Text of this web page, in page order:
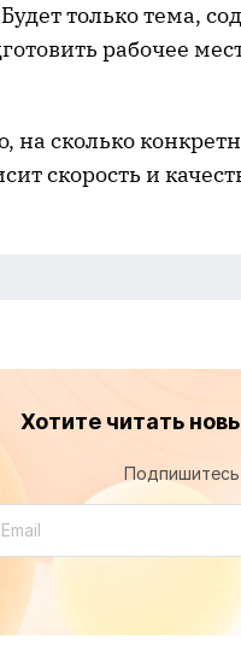
Будет только
рабочее
на сколько
скорость и
Хотите читать